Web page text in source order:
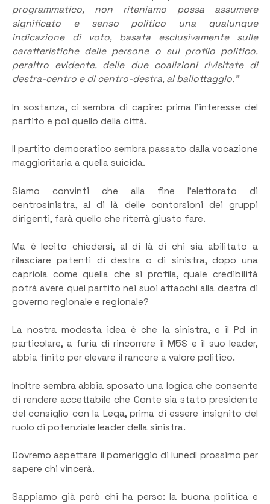
programmatico, non riteniamo possa assumere
significato e senso politico una qualunque
indicazione di voto, basata esclusivamente sulle
caratteristiche delle persone o sul profilo politico,
peraltro evidente, delle due coalizioni rivisitate di
destra-centro e di centro-destra, al ballottaggio.”
In sostanza, ci sembra di capire: prima l’interesse del
partito e poi quello della città.
Il partito democratico sembra passato dalla vocazione
maggioritaria a quella suicida.
Siamo convinti che alla fine l’elettorato di
centrosinistra, al di là delle contorsioni dei gruppi
dirigenti, farà quello che riterrà giusto fare.
Ma è lecito chiedersi, al di là di chi sia abilitato a
rilasciare patenti di destra o di sinistra, dopo una
capriola come quella che si profila, quale credibilità
potrà avere quel partito nei suoi attacchi alla destra di
governo regionale e regionale?
La nostra modesta idea è che la sinistra, e il Pd in
particolare, a furia di rincorrere il M5S e il suo leader,
abbia finito per elevare il rancore a valore politico.
Inoltre sembra abbia sposato una logica che consente
di rendere accettabile che Conte sia stato presidente
del consiglio con la Lega, prima di essere insignito del
ruolo di potenziale leader della sinistra.
Dovremo aspettare il pomeriggio di lunedì prossimo per
sapere chi vincerà.
Sappiamo già però chi ha perso: la buona politica e